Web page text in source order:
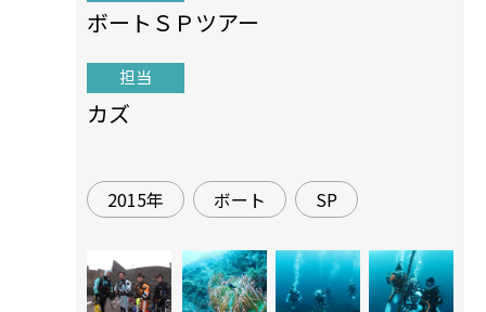
ボートＳＰツアー
担当
カズ
2015年 ボート SP